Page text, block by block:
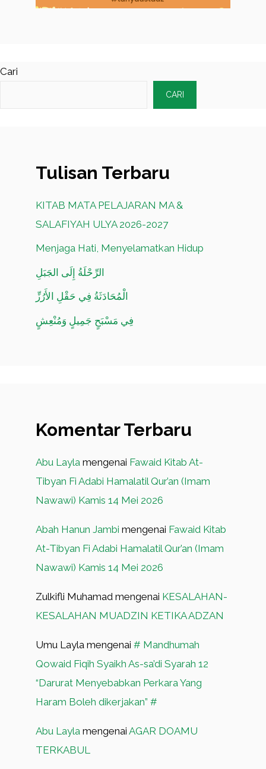
Cari
CARI
Tulisan Terbaru
KITAB MATA PELAJARAN MA &
SALAFIYAH ULYA 2026-2027
Menjaga Hati, Menyelamatkan Hidup
الرِّحْلَةُ إِلَى الجَبَلِ
الْمُحَادَثَةُ فِي حَقْلِ الأَرُزِّ
فِي مَسْبَحٍ جَمِيلٍ وَمُنْعِشٍ
Komentar Terbaru
Abu Layla mengenai Fawaid Kitab At-
Tibyan Fi Adabi Hamalatil Qur’an (Imam
Nawawi) Kamis 14 Mei 2026
Abah Hanun Jambi mengenai Fawaid Kitab
At-Tibyan Fi Adabi Hamalatil Qur’an (Imam
Nawawi) Kamis 14 Mei 2026
Zulkifli Muhamad mengenai KESALAHAN-
KESALAHAN MUADZIN KETIKA ADZAN
Umu Layla mengenai # Mandhumah
Qowaid Fiqih Syaikh As-sa’di Syarah 12
“Darurat Menyebabkan Perkara Yang
Haram Boleh dikerjakan” #
Abu Layla mengenai AGAR DOAMU
TERKABUL